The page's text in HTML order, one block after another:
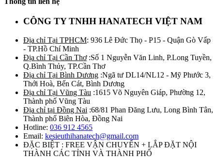
CÔNG TY TNHH HANATECH VIỆT NAM
Địa chỉ Tại TPHCM: 936 Lê Đức Thọ - P15 - Quận Gò Vấp
- TP.Hồ Chí Minh
Địa chỉ Tại Cần Thơ:Số 1 Nguyễn Văn Linh, P.Long Tuyền,
Q.Bình Thủy, TP.Cần Thơ
Địa chỉ Tại Bình Dương :Ngã tư DL14/NL12 - Mỹ Phước 3,
Thới Hoà, Bến Cát, Bình Dương
Địa chỉ Tại Vũng Tàu :1615 Võ Nguyên Giáp, Phường 12,
Thành phố Vũng Tàu
Địa chỉ tại Đồng Nai :68/81 Phan Đăng Lưu, Long Bình Tân,
Thành phố Biên Hòa, Đồng Nai
Hotline: 036 912 4565
Email: kesieuthihanatech@gmail.com
ĐẶC BIỆT : FREE VẬN CHUYỂN + LẮP ĐẶT NỘI
THÀNH CÁC TỈNH VÀ THÀNH PHỐ